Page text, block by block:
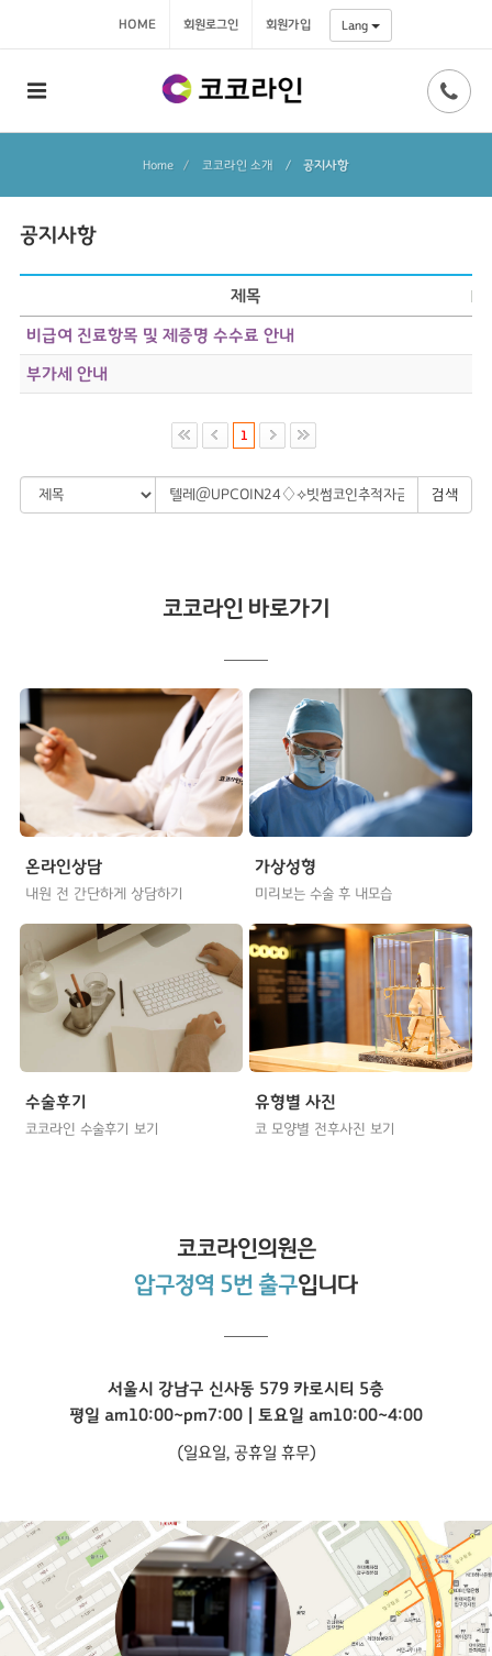
HOME 회원로그인 회원가입 Lang
Home 코코라인 소개 / 공지사항
공지사항
제목
비급여 진료항목 및 제증명 수수료 안내
부가세 안내
1
검색
코코라인 바로가기
온라인상담
내원 전 간단하게 상담하기
가상성형
미리보는 수술 후 내모습
수술후기
코코라인 수술후기 보기
유형별 사진
코 모양별 전후사진 보기
코코라인의원은
압구정역 5번 출구입니다
서울시 강남구 신사동 579 카로시티 5층
평일 am10:00~pm7:00 | 토요일 am10:00~4:00
(일요일, 공휴일 휴무)